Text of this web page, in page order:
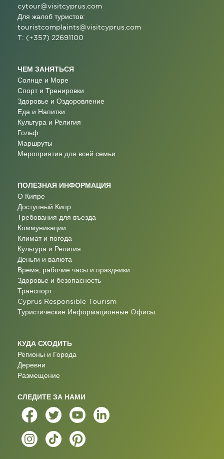
cytour@visitcyprus.com
Для жалоб туристов:
touristcomplaints@visitcyprus.com
T: (+357) 22691100
ЧЕМ ЗАНЯТЬСЯ
Солнце и Море
Спорт и Тренировки
Здоровье и Оздоровление
Еда и Напитки
Культура и Религия
Гольф
Маршруты
Мероприятия для всей семьи
ПОЛЕЗНАЯ ИНФОРМАЦИЯ
О Кипре
Доступный Кипр
Требования для въезда
Коммуникации
Климат и погода
Культура и Религия
Деньги и валюта
Время, рабочие часы и праздники
Здоровье и безопасность
Транспорт
Cyprus Responsible Tourism
Туристические Информационные Oфисы
КУДА СХОДИТЬ
Регионы и Города
Деревни
Размещение
СЛЕДИТЕ ЗА НАМИ